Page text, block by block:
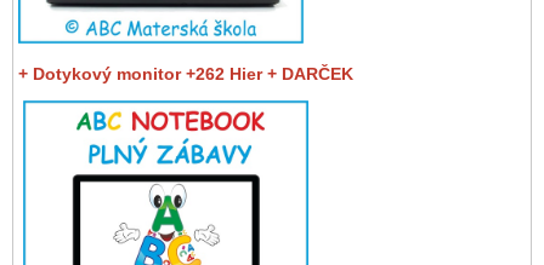
+ Dotykový monitor +262 Hier + DARČEK